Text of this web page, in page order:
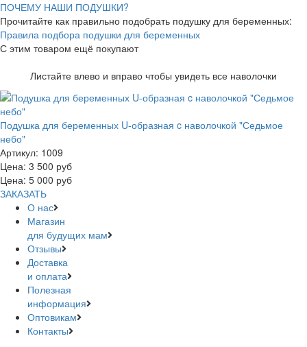
ПОЧЕМУ НАШИ ПОДУШКИ?
Прочитайте как правильно подобрать подушку для беременных:
Правила подбора подушки для беременных
С этим товаром ещё покупают
Листайте влево и вправо чтобы увидеть все наволочки
Подушка для беременных U-образная c наволочкой "Седьмое
небо"
Артикул: 1009
Цена: 3 500 руб
Цена: 5 000 руб
ЗАКАЗАТЬ
О нас
Магазин
для будущих мам
Отзывы
Доставка
и оплата
Полезная
информация
Оптовикам
Контакты